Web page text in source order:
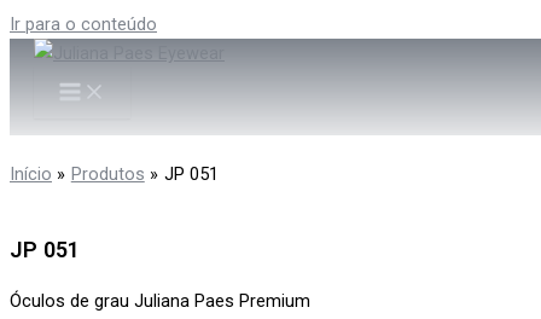
Ir para o conteúdo
Início Produtos JP 051
JP 051
Óculos de grau Juliana Paes Premium